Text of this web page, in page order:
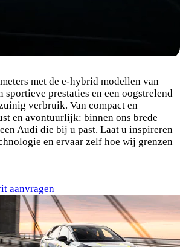
met de e-hybrid modellen van
prestaties en een oogstrelend
verbruik. Van compact en
en avontuurlijk: binnen ons brede
Audi die bij u past. Laat u inspireren
en ervaar zelf hoe wij grenzen
aanvragen